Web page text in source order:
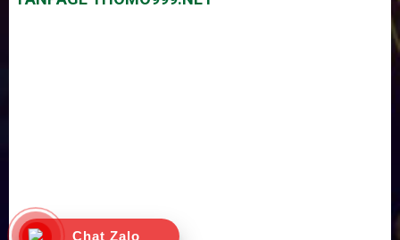
Chat Zalo